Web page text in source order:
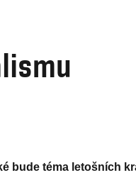
bude téma letošních